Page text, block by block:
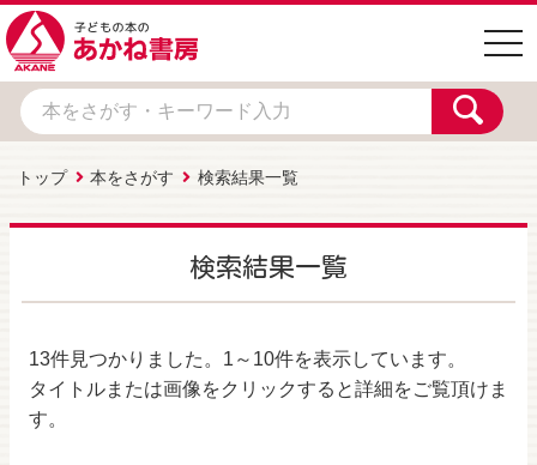
トップ 本をさがす 検索結果一覧
検索結果一覧
13件見つかりました。 1～10件を表示しています。
タイトルまたは画像をクリックすると詳細をご覧頂けま
す。